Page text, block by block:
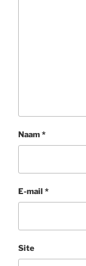
Naam*
E-mail *
Site